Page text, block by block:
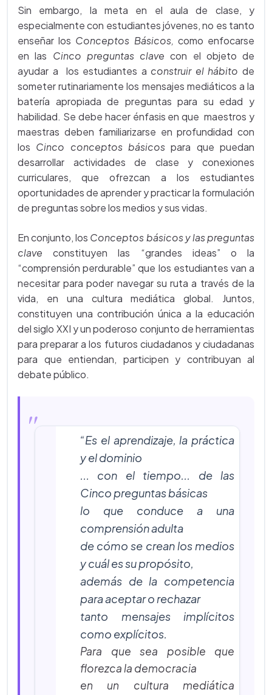
Sin embargo, la meta en el aula de clase, y
especialmente con estudiantes jóvenes, no es tanto
enseñar los Conceptos Básicos, como enfocarse
en las Cinco preguntas clave con el objeto de
ayudar a los estudiantes a construir el hábitode
someter rutinariamente los mensajes mediáticos a la
batería apropiada de preguntas para su edad y
habilidad. Se debe hacer énfasis en que maestros y
maestras deben familiarizarse en profundidad con
los Cinco conceptos básicospara que puedan
desarrollar actividades de clase y conexiones
curriculares, que ofrezcan a los estudiantes
oportunidades de aprender y practicar la formulación
de preguntas sobre los medios y sus vidas.
En conjunto, los Conceptos básicos y las preguntas
claveconstituyen las “grandes ideas” o la
“comprensión perdurable” que los estudiantes van a
necesitar para poder navegar su ruta a través de la
vida, en una cultura mediática global. Juntos,
constituyen una contribución única a la educación
del siglo XXI y un poderoso conjunto de herramientas
para preparar a los futuros ciudadanos y ciudadanas
para que entiendan, participen y contribuyan al
debate público.
“Es el aprendizaje, la práctica
y el dominio
... con el tiempo... de las
Cinco preguntas básicas
lo que conduce a una
comprensión adulta
de cómo se crean los medios
y cuál es su propósito,
además de la competencia
para aceptar o rechazar
tanto mensajes implícitos
como explícitos.
Para que sea posible que
florezca la democracia
en un cultura mediática